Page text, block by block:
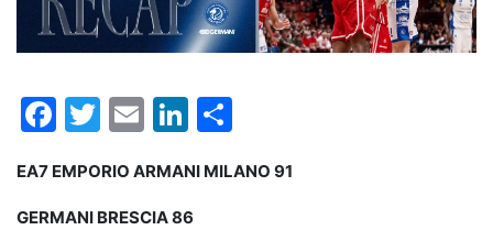
Facebook
Twitter
EmailLinkedIn
EA7 EMPORIO ARMANI MILANO 91
GERMANI BRESCIA 86